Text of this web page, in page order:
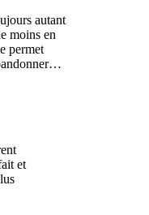
autant
moins en
permet
et